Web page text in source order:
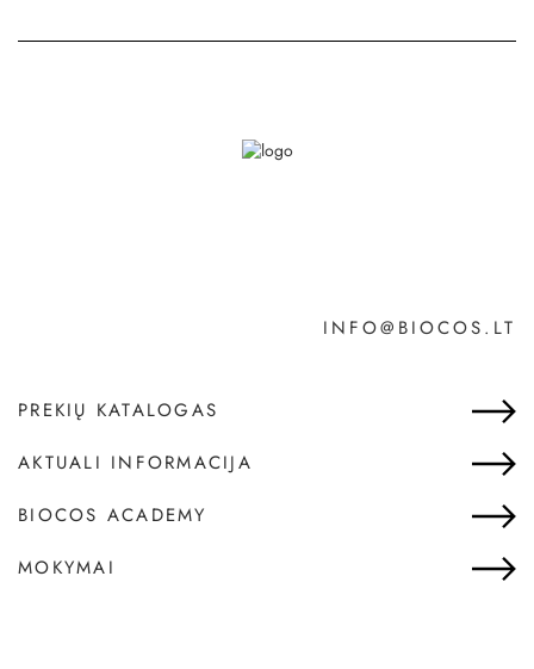
INFO@BIOCOS.LT
PREKIŲ KATALOGAS
AKTUALI INFORMACIJA
BIOCOS ACADEMY
MOKYMAI